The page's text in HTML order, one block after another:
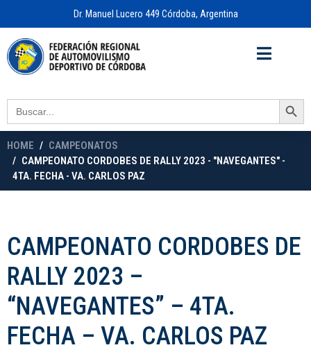
Dr. Manuel Lucero 449 Córdoba, Argentina
Search
for:
Search Button
HOME
CAMPEONATOS
CAMPEONATO CORDOBES DE RALLY 2023 - "NAVEGANTES" -
4TA. FECHA - VA. CARLOS PAZ
CAMPEONATO CORDOBES DE
RALLY 2023 –
“NAVEGANTES” – 4TA.
FECHA – VA. CARLOS PAZ